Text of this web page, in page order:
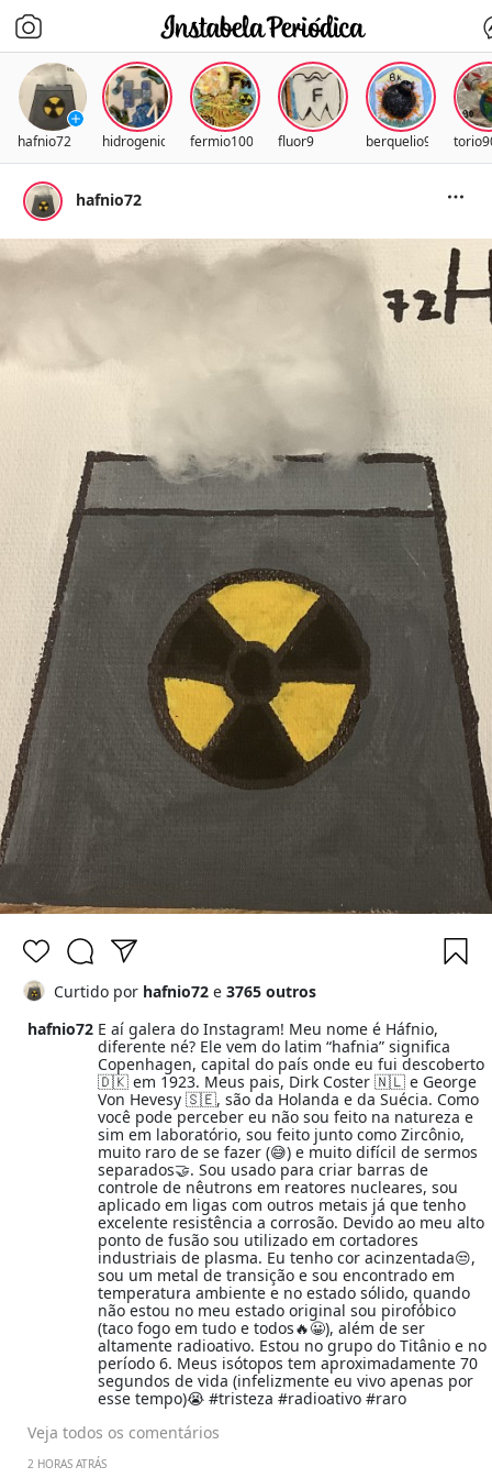
hafnio72 hidrogenio1 fermio100 fluor9 berquelio97
hafnio72
Curtido por hafnio72 e 3765 outros
hafnio72 E aí galera do Instagram! Meu nome é Háfnio,
diferente né? Ele vem do latim “hafnia” significa
Copenhagen, capital do país onde eu fui descoberto
🇩🇰 em 1923. Meus pais, Dirk Coster 🇳🇱 e George
Von Hevesy 🇸🇪, são da Holanda e da Suécia. Como
você pode perceber eu não sou feito na natureza e
sim em laboratório, sou feito junto como Zircônio,
muito raro de se fazer (😅) e muito difícil de sermos
separados🤝. Sou usado para criar barras de
controle de nêutrons em reatores nucleares, sou
aplicado em ligas com outros metais já que tenho
excelente resistência a corrosão. Devido ao meu alto
ponto de fusão sou utilizado em cortadores
industriais de plasma. Eu tenho cor acinzentada😒,
sou um metal de transição e sou encontrado em
temperatura ambiente e no estado sólido, quando
não estou no meu estado original sou pirofóbico
(taco fogo em tudo e todos🔥😀), além de ser
altamente radioativo. Estou no grupo do Titânio e no
período 6. Meus isótopos tem aproximadamente 70
segundos de vida (infelizmente eu vivo apenas por
esse tempo)😭 #tristeza #radioativo #raro
Veja todos os comentários
2 HORAS ATRÁS